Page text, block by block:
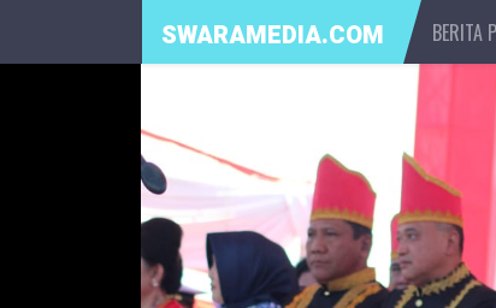
SWARAMEDIA.COM BERITA